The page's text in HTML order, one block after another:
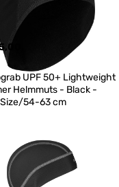
UPF 50+ Lightweight
Helmmuts - Black -
54-63 cm